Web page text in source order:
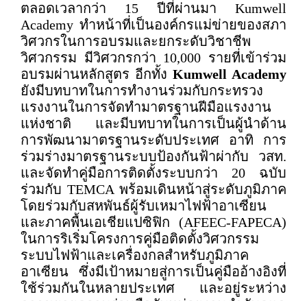
ตลอดเวลากว่า 15 ปีที่ผ่านมา Kumwell
Academy ทำหน้าที่เป็นองค์กรแม่ข่ายของสภา
วิศวกรในการอบรมและยกระดับวิชาชีพ
วิศวกรรม มีวิศวกรกว่า 10,000 รายที่เข้าร่วม
อบรมผ่านหลักสูตร อีกทั้ง Kumwell Academy
ยังมีบทบาทในการทำงานร่วมกับกระทรวง
แรงงานในการจัดทำมาตรฐานฝีมือแรงงาน
แห่งชาติ และมีบทบาทในการเป็นผู้นำด้าน
การพัฒนามาตรฐานระดับประเทศ อาทิ การ
ร่วมร่างมาตรฐานระบบป้องกันฟ้าผ่ากับ วสท.
และจัดทำคู่มือการติดตั้งระบบกว่า 20 ฉบับ
ร่วมกับ TEMCA พร้อมเดินหน้าสู่ระดับภูมิภาค
โดยร่วมกับสหพันธ์ผู้รับเหมาไฟฟ้าอาเซียน
และภาคพื้นเอเชียแปซิฟิก (AFEEC-FAPECA)
ในการริเริ่มโครงการคู่มือติดตั้งวิศวกรรม
ระบบไฟฟ้าและเครื่องกลสำหรับภูมิภาค
อาเซียน ซึ่งมีเป้าหมายสู่การเป็นคู่มืออ้างอิงที่
ใช้ร่วมกันในหลายประเทศ และอยู่ระหว่าง